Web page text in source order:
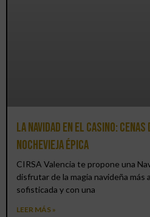
La Navidad en el Casino:
Nochevieja épica
CIRSA Valencia te propone una
disfrutar de la magia navideña
sofisticada y con una
LEER MÁS »